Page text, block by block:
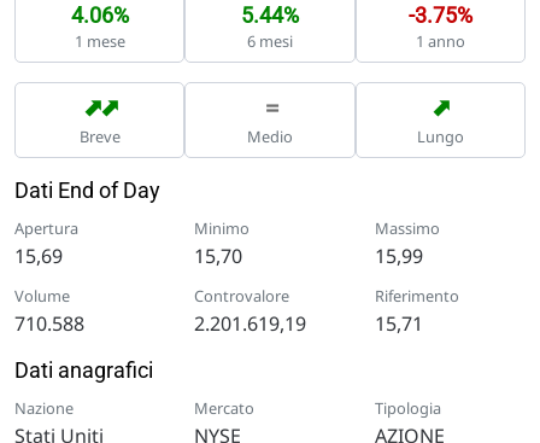
4.06%
1 mese
5.44%
6 mesi
-3.75%
1 anno
➡
➡
Breve
=
Medio
➡
Lungo
Dati End of Day
Apertura
15,69
Minimo
15,70
Massimo
15,99
Volume
710.588
Controvalore
2.201.619,19
Riferimento
15,71
Dati anagrafici
Nazione
Stati Uniti
Mercato
NYSE
Tipologia
AZIONE